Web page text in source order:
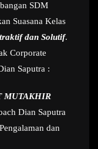
SDM
Suasana Kelas
dan Solutif.
Corporate
Saputra :
MUTAKHIR
Dian Saputra
dan